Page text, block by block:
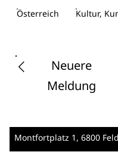
Österreich Kultur,
Neuere
Meldung
Montfortplatz 1 , 6800